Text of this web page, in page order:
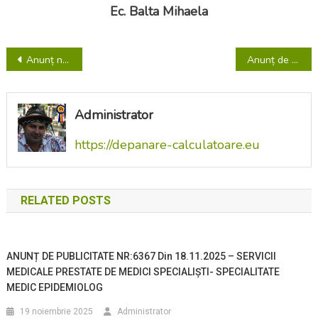
Ec. Balta Mihaela
Navigare
în
articole
Anunț nr. 6270 din 2.12.2021 – reprogramare concurs pentru ocuparea posturilor de asistent medical debutant – Secția Boli Cronice Anunț de publicitate nr.6611 din15.12.2021 – Achiziție directă – Sistem de detecție, semnalizare și alarmare la incendiu cu confirmare de evacuare persoane din încăpere
Administrator
https://depanare-calculatoare.eu
RELATED POSTS
ANUNȚ DE PUBLICITATE NR:6367 Din 18.11.2025 – SERVICII
MEDICALE PRESTATE DE MEDICI SPECIALIȘTI- SPECIALITATE
MEDIC EPIDEMIOLOG
19 noiembrie 2025 Administrator